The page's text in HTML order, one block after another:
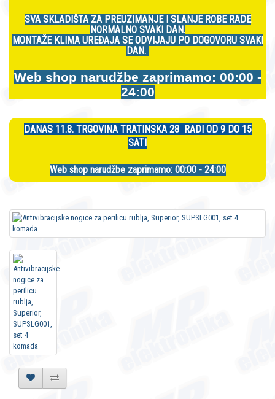
SVA SKLADIŠTA ZA PREUZIMANJE I SLANJE ROBE RADE
NORMALNO SVAKI DAN.
MONTAŽE KLIMA UREĐAJA SE ODVIJAJU PO DOGOVORU SVAKI
DAN.
Web shop narudžbe zaprimamo: 00:00 -
24:00
DANAS 11.8. TRGOVINA TRATINSKA 28 RADI OD 9 DO 15
SATI
Web shop narudžbe zaprimamo: 00:00 - 24:00